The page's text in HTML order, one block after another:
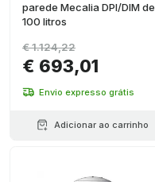
parede Mecalia DPI/DIM de
100 litros
€ 693,01
€ 1.124,22
Envio expresso grátis
Adicionar ao carrinho